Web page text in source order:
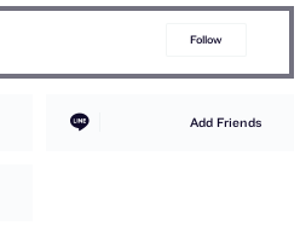
Follow
Add Friends